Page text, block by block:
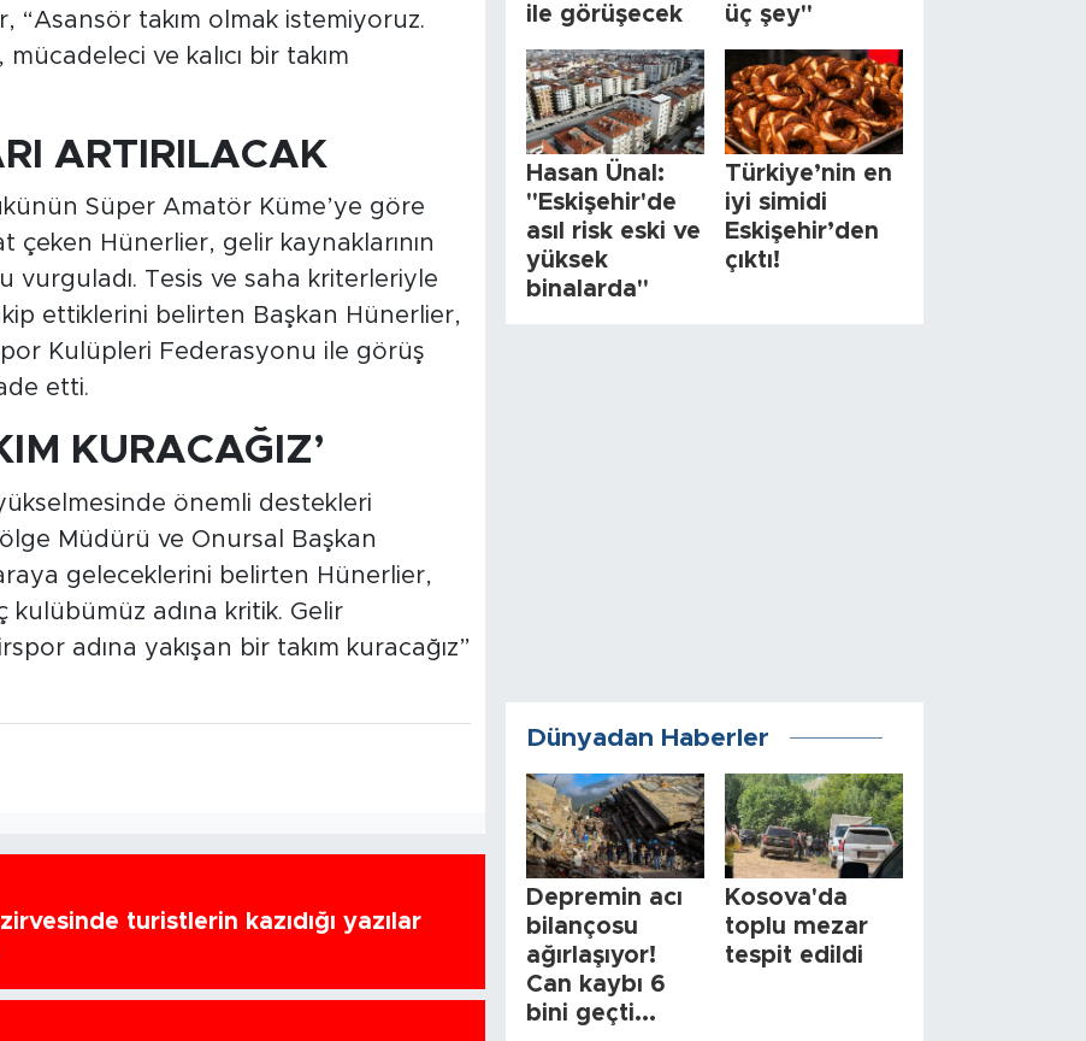
“Asansör takım olmak istemiyoruz.
ve kalıcı bir takım
ARTIRILACAK
Süper Amatör Küme’ye göre
Hünerlier, gelir kaynaklarının
vurguladı. Tesis ve saha kriterleriyle
ettiklerini belirten Başkan Hünerlier,
Kulüpleri Federasyonu ile görüş
etti.
KURACAĞIZ’
önemli destekleri
Müdürü ve Onursal Başkan
geleceklerini belirten Hünerlier,
kulübümüz adına kritik. Gelir
adına yakışan bir takım kuracağız”
turistlerin kazıdığı yazılar
ile görüşecek
üç şey"
Hasan Ünal:
"Eskişehir'de
asıl risk eski ve
yüksek
binalarda"
Türkiye’nin en
iyi simidi
Eskişehir’den
çıktı!
Dünyadan Haberler
Depremin acı
bilançosu
ağırlaşıyor!
Can kaybı 6
bini geçti...
Kosova'da
toplu mezar
tespit edildi